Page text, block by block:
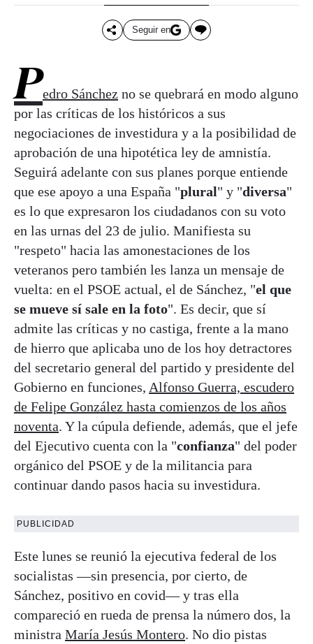
Seguir en
Pedro Sánchez no se quebrará en modo alguno
por las críticas de los históricos a sus
negociaciones de investidura y a la posibilidad de
aprobación de una hipotética ley de amnistía.
Seguirá adelante con sus planes porque entiende
que ese apoyo a una España "plural" y "diversa"
es lo que expresaron los ciudadanos con su voto
en las urnas del 23 de julio. Manifiesta su
"respeto" hacia las amonestaciones de los
veteranos pero también les lanza un mensaje de
vuelta: en el PSOE actual, el de Sánchez, "el que
se mueve sí sale en la foto". Es decir, que sí
admite las críticas y no castiga, frente a la mano
de hierro que aplicaba uno de los hoy detractores
del secretario general del partido y presidente del
Gobierno en funciones, Alfonso Guerra, escudero
de Felipe González hasta comienzos de los años
noventa. Y la cúpula defiende, además, que el jefe
del Ejecutivo cuenta con la "confianza" del poder
orgánico del PSOE y de la militancia para
continuar dando pasos hacia su investidura.
PUBLICIDAD
Este lunes se reunió la ejecutiva federal de los
socialistas —sin presencia, por cierto, de
Sánchez, positivo en covid— y tras ella
compareció en rueda de prensa la número dos, la
ministra María Jesús Montero. No dio pistas